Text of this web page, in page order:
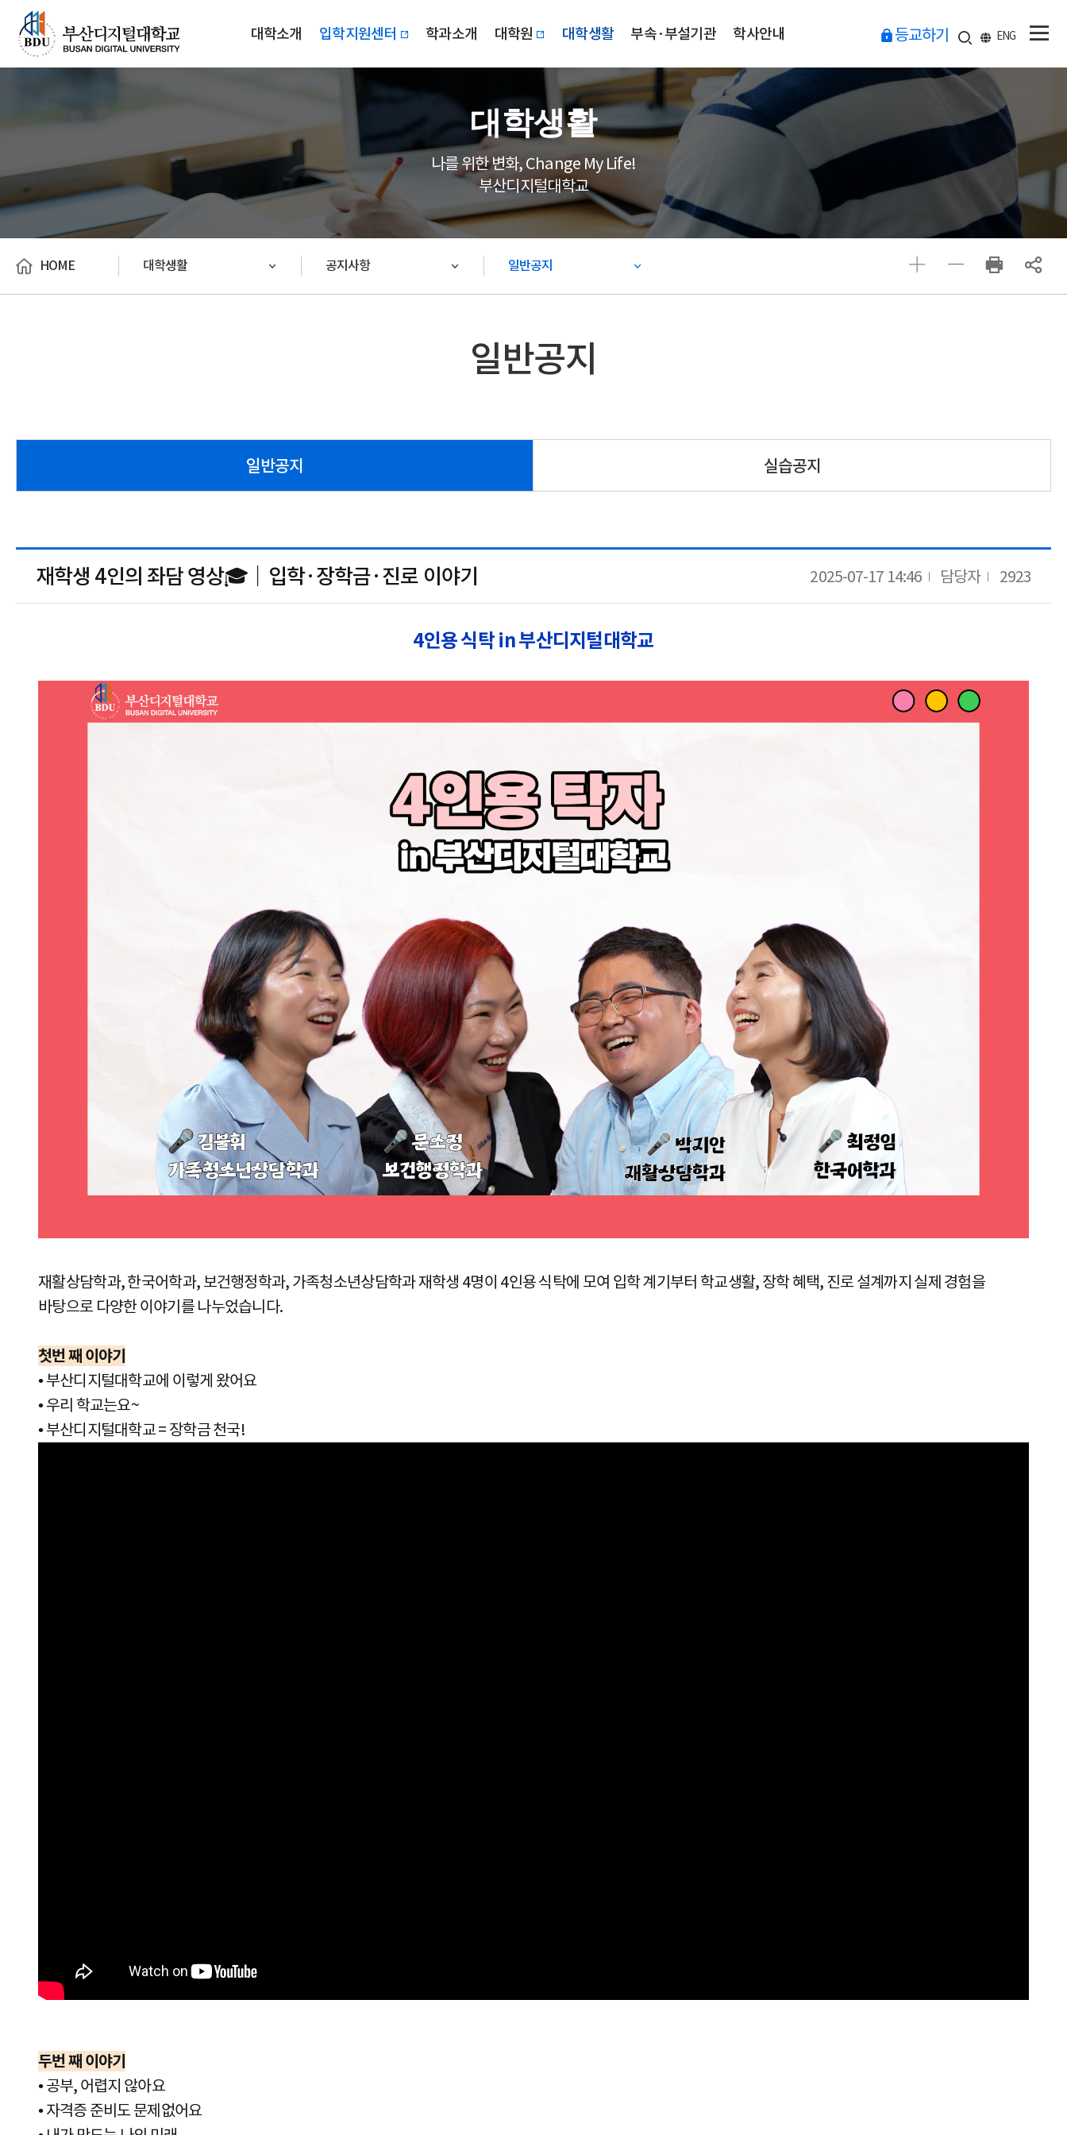
대학소개 입학지원센터 학과소개 대학원 대학생활 부속·부설기관 학사안내 등교하기 ENG
대학생활
나를 위한 변화, Change My Life!
부산디지털대학교
HOME 대학생활 공지사항 일반공지
일반공지
일반공지 실습공지
재학생 4인의 좌담 영상🎓｜입학·장학금·진로 이야기 2025-07-17 14:46 담당자 2923
4인용 식탁 in 부산디지털대학교
재활상담학과, 한국어학과, 보건행정학과, 가족청소년상담학과 재학생 4명이 4인용 식탁에 모여 입학 계기부터 학교생활, 장학 혜택, 진로 설계까지 실제 경험을
바탕으로 다양한 이야기를 나누었습니다.
첫번 째 이야기
•부산디지털대학교에 이렇게 왔어요
•우리 학교는요~
•부산디지털대학교 = 장학금 천국!
두번 째 이야기
•공부, 어렵지 않아요
•자격증 준비도 문제없어요